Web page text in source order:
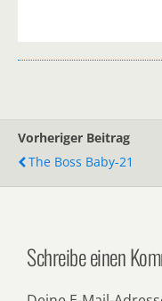
Vorheriger Beitrag
The Boss Baby-21
Schreibe einen